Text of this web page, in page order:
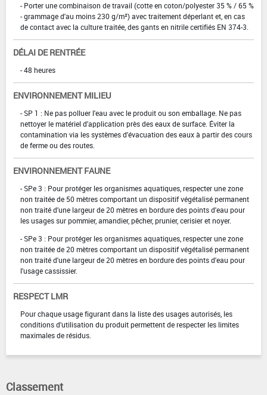
- Porter une combinaison de travail (cotte en coton/polyester 35 % / 65 %
- grammage d'au moins 230 g/m²) avec traitement déperlant et, en cas
de contact avec la culture traitée, des gants en nitrile certifiés EN 374-3.
DÉLAI DE RENTRÉE
- 48 heures
ENVIRONNEMENT MILIEU
- SP 1 : Ne pas polluer l'eau avec le produit ou son emballage. Ne pas
nettoyer le matériel d'application près des eaux de surface. Éviter la
contamination via les systèmes d'évacuation des eaux à partir des cours
de ferme ou des routes.
ENVIRONNEMENT FAUNE
- SPe 3 : Pour protéger les organismes aquatiques, respecter une zone
non traitée de 50 mètres comportant un dispositif végétalisé permanent
non traité d'une largeur de 20 mètres en bordure des points d'eau pour
les usages sur pommier, amandier, pêcher, prunier, cerisier et noyer.
- SPe 3 : Pour protéger les organismes aquatiques, respecter une zone
non traitée de 20 mètres comportant un dispositif végétalisé permanent
non traité d'une largeur de 20 mètres en bordure des points d'eau pour
l'usage cassissier.
RESPECT LMR
Pour chaque usage figurant dans la liste des usages autorisés, les
conditions d'utilisation du produit permettent de respecter les limites
maximales de résidus.
Classement